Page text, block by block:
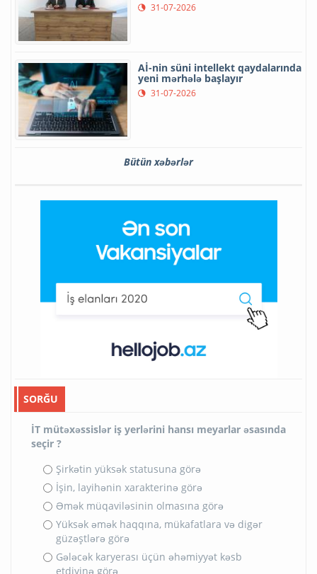
31-07-2026
Aİ-nin süni intellekt qaydalarında
yeni mərhələ başlayır
31-07-2026
Bütün xəbərlər
SORĞU
İT mütəxəssislər iş yerlərini hansı meyarlar əsasında
seçir ?
Şirkətin yüksək statusuna görə
İşin, layihənin xarakterinə görə
Əmək müqaviləsinin olmasına görə
Yüksək əmək haqqına, mükafatlara və digər
güzəştlərə görə
Gələcək karyerası üçün əhəmiyyət kəsb
etdiyinə görə